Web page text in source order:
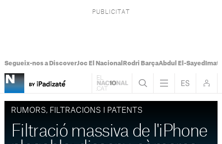
Segueix-nos a DiscoverJoc El Nacional Rodri BarçaAbdul El-Sayed
RUMORS, FILTRACIONS I PATENTS
Filtració massiva de l'iPhone